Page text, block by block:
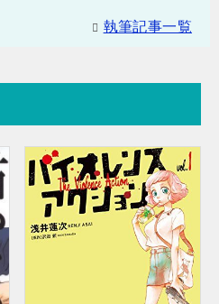
執筆記事一覧